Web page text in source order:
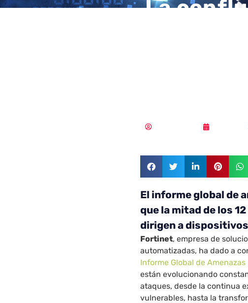
La
El informe global de
que la mitad de los
dirigen a dispositivos
Fortinet, empresa de
automatizadas, ha dado a
Informe Global de Amenazas
están evolucionando
ataques, desde la continua
vulnerables, hasta la